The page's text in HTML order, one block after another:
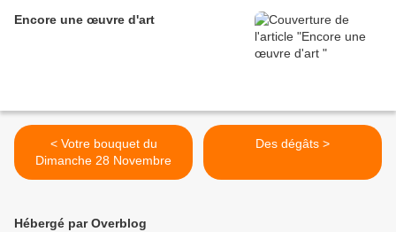
Encore une œuvre d'art
< Votre bouquet du
Dimanche 28 Novembre
Des dégâts >
Hébergé par Overblog